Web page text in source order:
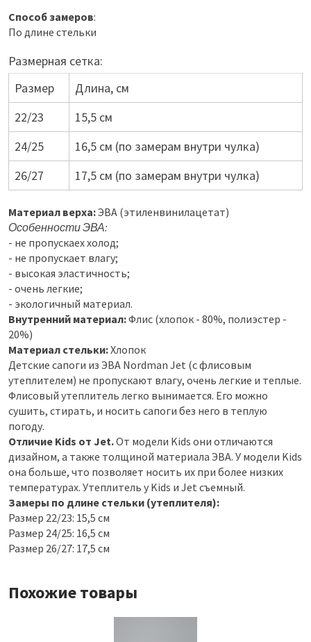
Способ замеров:
По длине стельки
Размерная сетка:
Размер
Длина, см
22/23
15,5 см
24/25
16,5 см (по замерам внутри чулка)
26/27
17,5 см (по замерам внутри чулка)
Материал верха:ЭВА (этиленвинилацетат)
Особенности ЭВА:
- не пропускаех холод;
- не пропускает влагу;
- высокая эластичность;
- очень легкие;
- экологичный материал.
Внутренний материал:Флис (хлопок - 80%, полиэстер -
20%)
Материал стельки:Хлопок
Детские сапоги из ЭВА Nordman Jet (с флисовым
утеплителем) не пропускают влагу, очень легкие и теплые.
Флисовый утеплитель легко вынимается. Его можно
сушить, стирать, и носить сапоги без него в теплую
погоду.
Отличие Kids от Jet.От модели Kids они отличаются
дизайном, а также толщиной материала ЭВА. У модели Kids
она больше, что позволяет носить их при более низких
температурах. Утеплитель у Kids и Jet съемный.
Замеры по длине стельки (утеплителя):
Размер 22/23: 15,5 см
Размер 24/25: 16,5 см
Размер 26/27: 17,5 см
Похожие товары